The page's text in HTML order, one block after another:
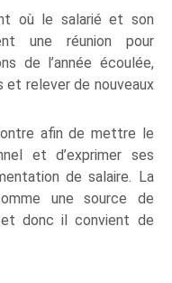
où le salarié et son
une réunion pour
de l’année écoulée,
relever de nouveaux
afin de mettre le
et d’exprimer ses
de salaire. La
une source de
donc il convient de